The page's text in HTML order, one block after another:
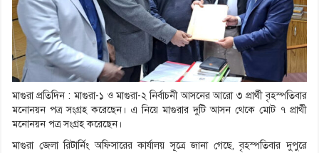
মাগুরা প্রতিদিন : মাগুরা-১ ও মাগুরা-২ নির্বাচনী আসনের আরো ৩ প্রার্থী বৃহস্পতিবার
মনোনয়ন পত্র সংগ্রহ করেছেন। এ নিয়ে মাগুরার দুটি আসন থেকে মোট ৭ প্রার্থী
মনোনয়ন পত্র সংগ্রহ করেছেন।
মাগুরা জেলা রিটার্নিং অফিসারের কার্যালয় সূত্রে জানা গেছে, বৃহস্পতিবার দুপুরে